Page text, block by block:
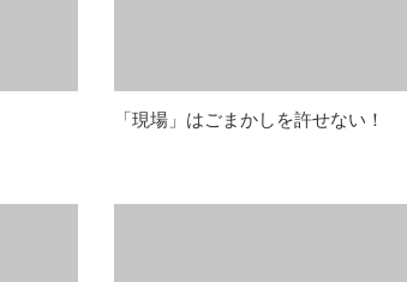
「現場」はごまかしを許せない！